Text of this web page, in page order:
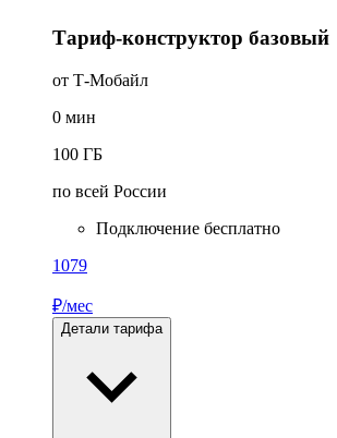
Тариф-конструктор базовый
от Т-Мобайл
0 мин
100 ГБ
по всей России
Подключение бесплатно
1079
₽/мес
Детали тарифа